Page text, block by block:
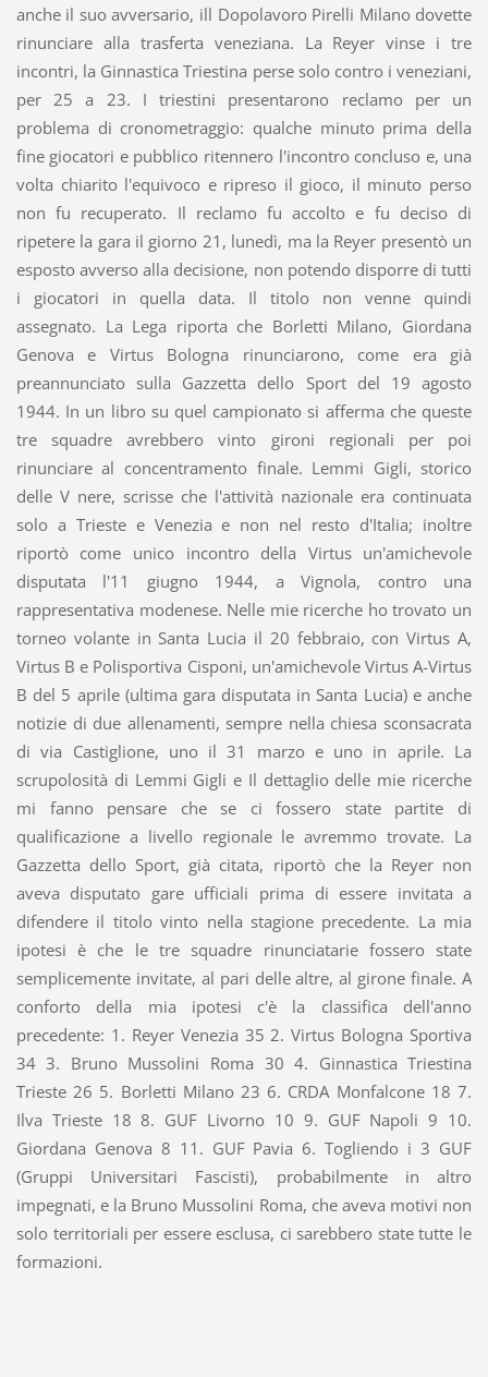
anche il suo avversario, ill Dopolavoro Pirelli Milano dovette
rinunciare alla trasferta veneziana. La Reyer vinse i tre
incontri, la Ginnastica Triestina perse solo contro i veneziani,
per 25 a 23. I triestini presentarono reclamo per un
problema di cronometraggio: qualche minuto prima della
fine giocatori e pubblico ritennero l'incontro concluso e, una
volta chiarito l'equivoco e ripreso il gioco, il minuto perso
non fu recuperato. Il reclamo fu accolto e fu deciso di
ripetere la gara il giorno 21, lunedì, ma la Reyer presentò un
esposto avverso alla decisione, non potendo disporre di tutti
i giocatori in quella data. Il titolo non venne quindi
assegnato. La Lega riporta che Borletti Milano, Giordana
Genova e Virtus Bologna rinunciarono, come era già
preannunciato sulla Gazzetta dello Sport del 19 agosto
1944. In un libro su quel campionato si afferma che queste
tre squadre avrebbero vinto gironi regionali per poi
rinunciare al concentramento finale. Lemmi Gigli, storico
delle V nere, scrisse che l'attività nazionale era continuata
solo a Trieste e Venezia e non nel resto d'Italia; inoltre
riportò come unico incontro della Virtus un'amichevole
disputata l'11 giugno 1944, a Vignola, contro una
rappresentativa modenese. Nelle mie ricerche ho trovato un
torneo volante in Santa Lucia il 20 febbraio, con Virtus A,
Virtus B e Polisportiva Cisponi, un'amichevole Virtus A-Virtus
B del 5 aprile (ultima gara disputata in Santa Lucia) e anche
notizie di due allenamenti, sempre nella chiesa sconsacrata
di via Castiglione, uno il 31 marzo e uno in aprile. La
scrupolosità di Lemmi Gigli e Il dettaglio delle mie ricerche
mi fanno pensare che se ci fossero state partite di
qualificazione a livello regionale le avremmo trovate. La
Gazzetta dello Sport, già citata, riportò che la Reyer non
aveva disputato gare ufficiali prima di essere invitata a
difendere il titolo vinto nella stagione precedente. La mia
ipotesi è che le tre squadre rinunciatarie fossero state
semplicemente invitate, al pari delle altre, al girone finale. A
conforto della mia ipotesi c'è la classifica dell'anno
precedente: 1. Reyer Venezia 35 2. Virtus Bologna Sportiva
34 3. Bruno Mussolini Roma 30 4. Ginnastica Triestina
Trieste 26 5. Borletti Milano 23 6. CRDA Monfalcone 18 7.
Ilva Trieste 18 8. GUF Livorno 10 9. GUF Napoli 9 10.
Giordana Genova 8 11. GUF Pavia 6. Togliendo i 3 GUF
(Gruppi Universitari Fascisti), probabilmente in altro
impegnati, e la Bruno Mussolini Roma, che aveva motivi non
solo territoriali per essere esclusa, ci sarebbero state tutte le
formazioni.